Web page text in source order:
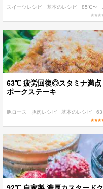
スイーツレシピ 基本のレシピ 85℃〜
63℃ 疲労回復◎スタミナ満点
ポークステーキ
豚ロース 豚肉レシピ 基本のレシピ 63℃